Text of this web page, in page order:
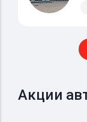
Акции